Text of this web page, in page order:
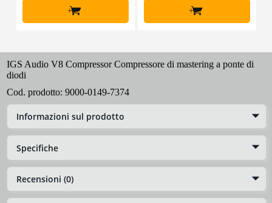
+ +
IGS Audio V8 Compressor Compressore di mastering a ponte di
diodi
Cod. prodotto: 9000-0149-7374
Informazioni sul prodotto
Specifiche
Recensioni (0)